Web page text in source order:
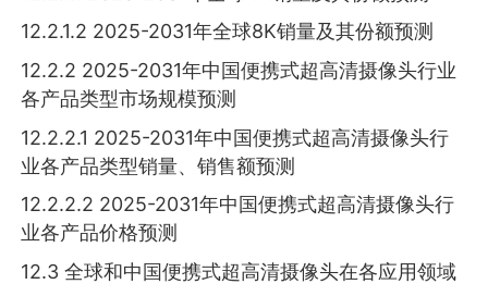
12.2.1.2 2025-2031年全球8K销量及其份额预测
12.2.2 2025-2031年中国便携式超高清摄像头行业
各产品类型市场规模预测
12.2.2.1 2025-2031年中国便携式超高清摄像头行
业各产品类型销量、销售额预测
12.2.2.2 2025-2031年中国便携式超高清摄像头行
业各产品价格预测
12.3 全球和中国便携式超高清摄像头在各应用领域